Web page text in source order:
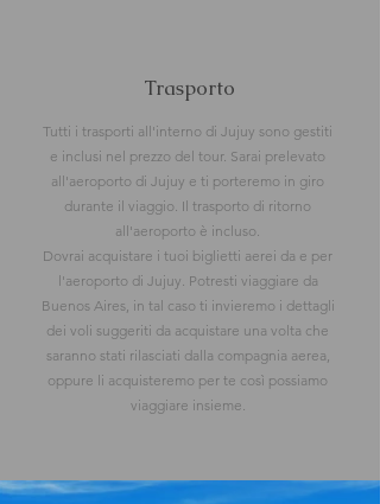
Trasporto
Tutti i trasporti all'interno di Jujuy sono gestiti
e inclusi nel prezzo del tour. Sarai prelevato
all'aeroporto di Jujuy e ti porteremo in giro
durante il viaggio. Il trasporto di ritorno
all'aeroporto è incluso.
Dovrai acquistare i tuoi biglietti aerei da e per
l'aeroporto di Jujuy. Potresti viaggiare da
Buenos Aires, in tal caso ti invieremo i dettagli
dei voli suggeriti da acquistare una volta che
saranno stati rilasciati dalla compagnia aerea,
oppure li acquisteremo per te così possiamo
viaggiare insieme.